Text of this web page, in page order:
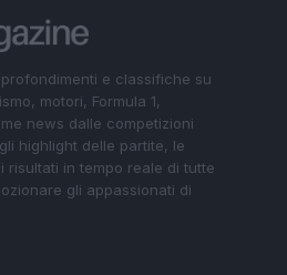
e classifiche su
motori, Formula 1,
news dalle competizioni
highlight delle partite, le
risultati in tempo reale di tutte
gli appassionati di